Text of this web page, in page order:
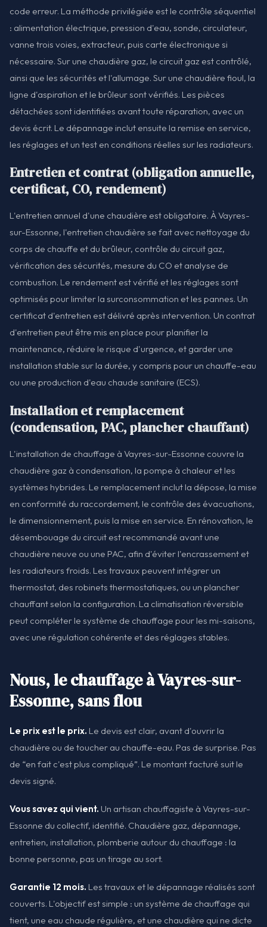
code erreur. La méthode privilégiée est le contrôle séquentiel
: alimentation électrique, pression d'eau, sonde, circulateur,
vanne trois voies, extracteur, puis carte électronique si
nécessaire. Sur une chaudière gaz, le circuit gaz est contrôlé,
ainsi que les sécurités et l'allumage. Sur une chaudière fioul, la
ligne d'aspiration et le brûleur sont vérifiés. Les pièces
détachées sont identifiées avant toute réparation, avec un
devis écrit. Le dépannage inclut ensuite la remise en service,
les réglages et un test en conditions réelles sur les radiateurs.
Entretien et contrat (obligation annuelle,
certificat, CO, rendement)
L'entretien annuel d'une chaudière est obligatoire. À Vayres-
sur-Essonne, l'entretien chaudière se fait avec nettoyage du
corps de chauffe et du brûleur, contrôle du circuit gaz,
vérification des sécurités, mesure du CO et analyse de
combustion. Le rendement est vérifié et les réglages sont
optimisés pour limiter la surconsommation et les pannes. Un
certificat d'entretien est délivré après intervention. Un contrat
d'entretien peut être mis en place pour planifier la
maintenance, réduire le risque d'urgence, et garder une
installation stable sur la durée, y compris pour un chauffe-eau
ou une production d'eau chaude sanitaire (ECS).
Installation et remplacement
(condensation, PAC, plancher chauffant)
L'installation de chauffage à Vayres-sur-Essonne couvre la
chaudière gaz à condensation, la pompe à chaleur et les
systèmes hybrides. Le remplacement inclut la dépose, la mise
en conformité du raccordement, le contrôle des évacuations,
le dimensionnement, puis la mise en service. En rénovation, le
désembouage du circuit est recommandé avant une
chaudière neuve ou une PAC, afin d'éviter l'encrassement et
les radiateurs froids. Les travaux peuvent intégrer un
thermostat, des robinets thermostatiques, ou un plancher
chauffant selon la configuration. La climatisation réversible
peut compléter le système de chauffage pour les mi-saisons,
avec une régulation cohérente et des réglages stables.
Nous, le chauffage à Vayres-sur-
Essonne, sans flou
Le prix est le prix. Le devis est clair, avant d'ouvrir la
chaudière ou de toucher au chauffe-eau. Pas de surprise. Pas
de “en fait c'est plus compliqué”. Le montant facturé suit le
devis signé.
Vous savez qui vient. Un artisan chauffagiste à Vayres-sur-
Essonne du collectif, identifié. Chaudière gaz, dépannage,
entretien, installation, plomberie autour du chauffage : la
bonne personne, pas un tirage au sort.
Garantie 12 mois. Les travaux et le dépannage réalisés sont
couverts. L'objectif est simple : un système de chauffage qui
tient, une eau chaude régulière, et une chaudière qui ne dicte